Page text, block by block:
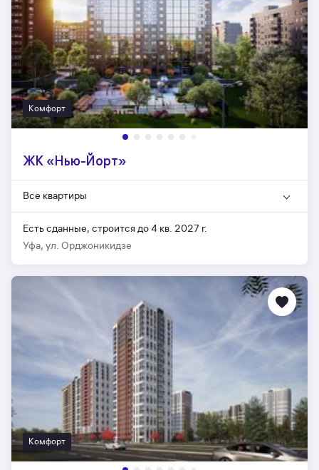
Комфорт
ЖК «Нью-Йорт»
Все квартиры
Есть сданные, строится до 4 кв. 2027 г.
Уфа, ул. Орджоникидзе
Комфорт